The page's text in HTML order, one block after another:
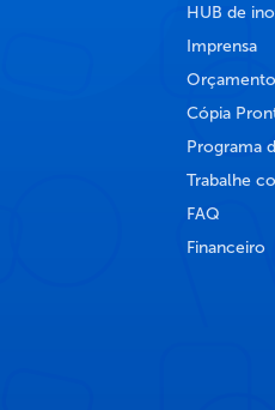
HUB de
Imprensa
Cópia
Programa
Trabalhe
FAQ
Financeiro